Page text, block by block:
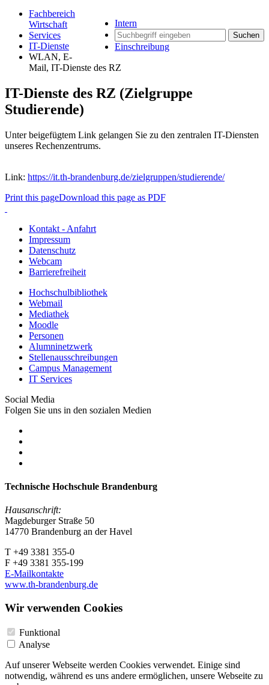
Intern
Suchen
Einschreibung
Fachbereich
Wirtschaft
Services
IT-Dienste
WLAN, E-
Mail, IT-Dienste des RZ
IT-Dienste des RZ (Zielgruppe
Studierende)
Unter beigefügtem Link gelangen Sie zu den zentralen IT-Diensten
unseres Rechenzentrums.
Link: https://it.th-brandenburg.de/zielgruppen/studierende/
Print this pageDownload this page as PDF
Kontakt - Anfahrt
Impressum
Datenschutz
Webcam
Barrierefreiheit
Hochschulbibliothek
Webmail
Mediathek
Moodle
Personen
Alumninetzwerk
Stellenausschreibungen
Campus Management
IT Services
Social Media
Folgen Sie uns in den sozialen Medien
Technische Hochschule Brandenburg
Hausanschrift:
Magdeburger Straße 50
14770 Brandenburg an der Havel
T +49 3381 355-0
F +49 3381 355-199
E-Mailkontakte
www.th-brandenburg.de
Wir verwenden Cookies
Funktional
Analyse
Auf unserer Webseite werden Cookies verwendet. Einige sind
notwendig, während es uns andere ermöglichen, unsere Webseite zu